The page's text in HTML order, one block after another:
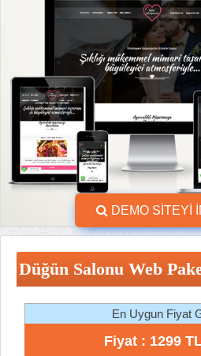
DEMO SİTEYİ
Düğün Salonu Web
En Uygun Fiyat
Fiyat : 1299